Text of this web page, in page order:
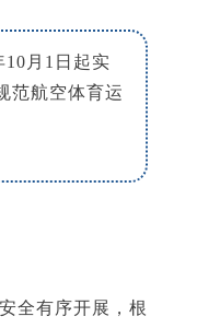
月1日起实
范航空体育运
全有序开展，根